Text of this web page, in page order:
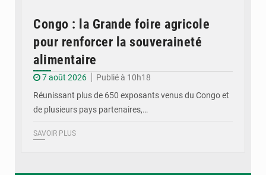
Congo : la Grande foire agricole
pour renforcer la souveraineté
alimentaire
7 août 2026
Publié à 10h18
Réunissant plus de 650 exposants venus du Congo et
de plusieurs pays partenaires,…
SAVOIR PLUS